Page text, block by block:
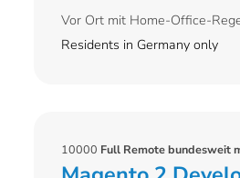
Vor Ort mit Home-Office-
Residents in Germany only
10000 Full Remote bundesweit